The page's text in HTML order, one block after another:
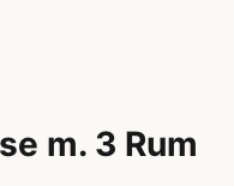
m. 3 Rum